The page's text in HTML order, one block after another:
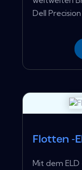
Dell Precision
Flotten -
Mit dem